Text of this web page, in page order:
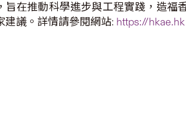
在推動科學進步與工程實踐，造
建議。詳情請參閱網站: https://hkae.hk